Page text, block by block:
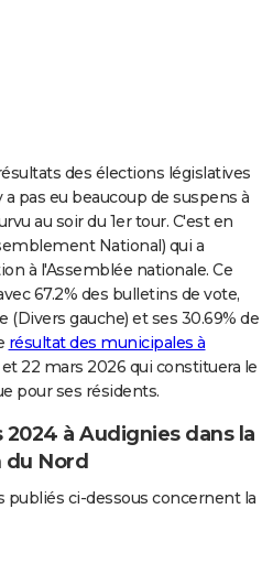
des élections législatives
pas eu beaucoup de suspens à
au soir du 1er tour. C'est en
National) qui a
à l'Assemblée nationale. Ce
67.2% des bulletins de vote,
gauche) et ses 30.69% de
résultat des municipales à
22 mars 2026 qui constituera le
pour ses résidents.
à Audignies dans la
du Nord
publiés ci-dessous concernent la